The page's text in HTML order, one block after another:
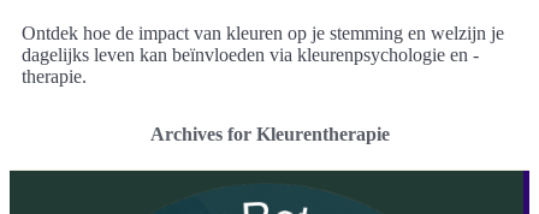
Ontdek hoe de impact van kleuren op je stemming en welzijn je
dagelijks leven kan beïnvloeden via kleurenpsychologie en -
therapie.
Archives for Kleurentherapie